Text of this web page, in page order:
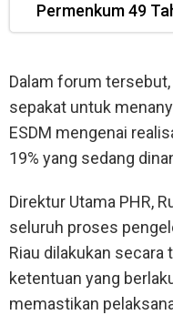
Permenkum 49
Dalam forum
sepakat untuk
ESDM mengenai
19% yang sedang
Direktur Utama PHR,
seluruh proses
Riau dilakukan secara
ketentuan yang
memastikan